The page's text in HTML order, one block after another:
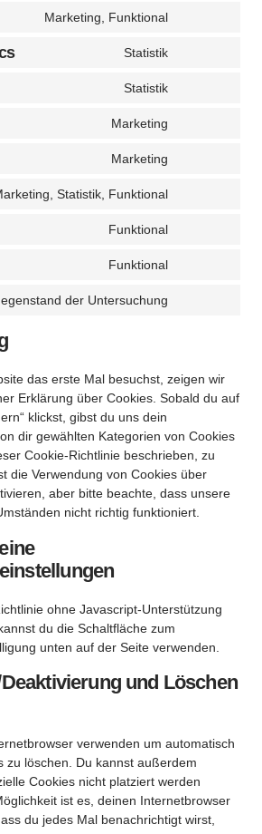
Marketing, Funktional
Statistik
Statistik
Marketing
Marketing
Statistik, Funktional
Funktional
Funktional
der Untersuchung
das erste Mal besuchst, zeigen wir
Erklärung über Cookies. Sobald du auf
klickst, gibst du uns dein
dir gewählten Kategorien von Cookies
Cookie-Richtlinie beschrieben, zu
die Verwendung von Cookies über
aber bitte beachte, dass unsere
nicht richtig funktioniert.
ohne Javascript-Unterstützung
du die Schaltfläche zum
unten auf der Seite verwenden.
und Löschen
verwenden um automatisch
zu löschen. Du kannst außerdem
Cookies nicht platziert werden
ist es, deinen Internetbrowser
du jedes Mal benachrichtigt wirst,